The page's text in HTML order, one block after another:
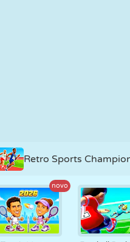
Retro Sports
novo